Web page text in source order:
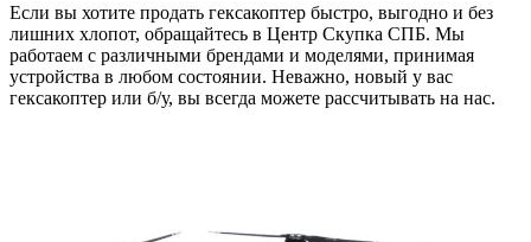
Если вы хотите продать гексакоптер быстро, выгодно и без
лишних хлопот, обращайтесь в Центр Скупка СПБ. Мы
работаем с различными брендами и моделями, принимая
устройства в любом состоянии. Неважно, новый у вас
гексакоптер или б/у, вы всегда можете рассчитывать на нас.